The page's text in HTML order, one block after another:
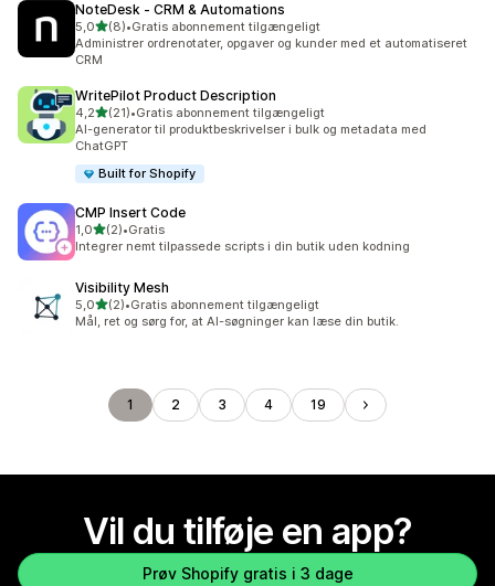
NoteDesk ‑ CRM & Automations
5,0ud af 5 stjerner
(8)
8 anmeldelser i alt
•Gratis abonnement tilgængeligt
Administrer ordrenotater, opgaver og kunder med et automatiseret
CRM
WritePilot Product Description
4,2ud af 5 stjerner
(21)
21 anmeldelser i alt
•Gratis abonnement tilgængeligt
AI-generator til produktbeskrivelser i bulk og metadata med
ChatGPT
Built for Shopify
CMP Insert Code
1,0ud af 5 stjerner
(2)
2 anmeldelser i alt
•Gratis
Integrer nemt tilpassede scripts i din butik uden kodning
Visibility Mesh
5,0ud af 5 stjerner
(2)
2 anmeldelser i alt
•Gratis abonnement tilgængeligt
Mål, ret og sørg for, at AI-søgninger kan læse din butik.
1 2 3 4 19
Vil du tilføje en app?
Prøv Shopify gratis i 3 dage